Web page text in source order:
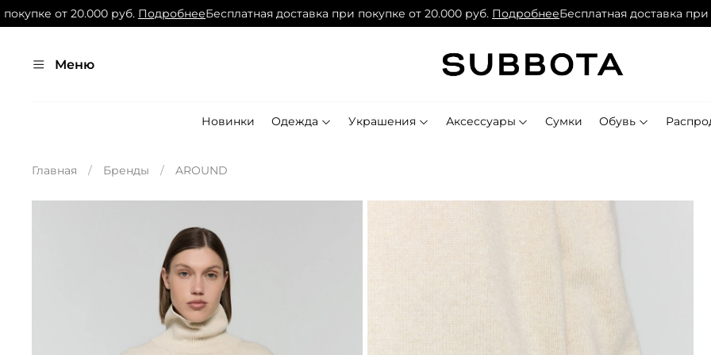
от 20.000 руб.ПодробнееБесплатная доставка при покупке от 20.000 руб.ПодробнееБесплатная доставка при
Меню
Новинки Одежда Украшения Аксессуары Сумки Обувь
Главная Бренды AROUND